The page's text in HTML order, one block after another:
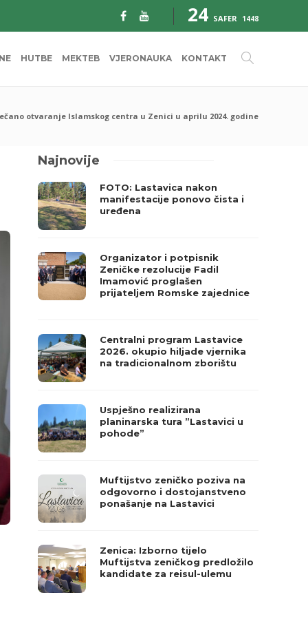
24 SAFER 1448
HUTBE MEKTEB VJERONAUKA KONTAKT
otvaranje Islamskog centra u Zenici u aprilu 2024. godine
Najnovije
FOTO: Lastavica nakon
manifestacije ponovo čista i
uređena
Organizator i potpisnik
Zeničke rezolucije Fadil
Imamović proglašen
prijateljem Romske zajednice
Centralni program Lastavice
2026. okupio hiljade vjernika
na tradicionalnom zborištu
Uspješno realizirana
planinarska tura ”Lastavici u
pohode”
Muftijstvo zeničko poziva na
odgovorno i dostojanstveno
ponašanje na Lastavici
Zenica: Izborno tijelo
Muftijstva zeničkog predložilo
kandidate za reisul-ulemu